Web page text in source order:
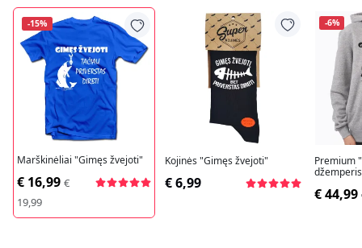
-15%
Marškinėliai "Gimęs žvejoti"
€ 16,99 €
19,99
Kojinės "Gimęs žvejoti"
€ 6,99
-6%
Premium
€ 44,99